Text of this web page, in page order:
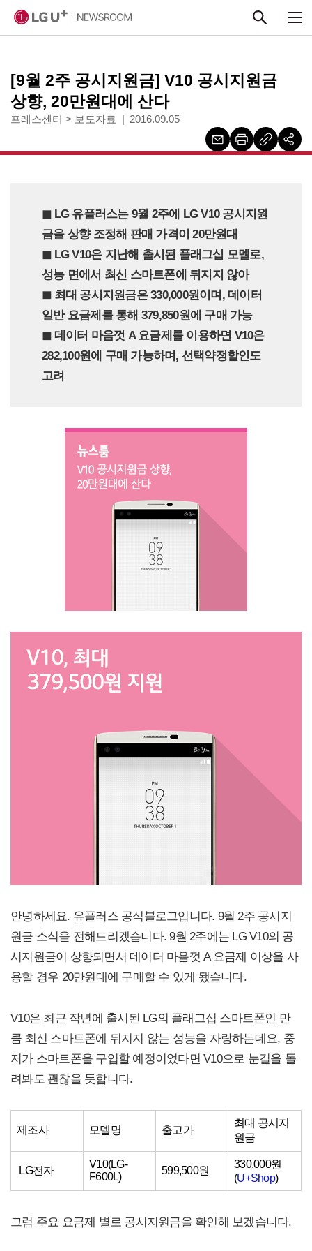
[9월 2주 공시지원금] V10 공시지원금
상향, 20만원대에 산다
프레스센터 > 보도자료 2016.09.05
◼︎ LG 유플러스는 9월 2주에 LG V10 공시지원
금을 상향 조정해 판매 가격이 20만원대
◼︎ LG V10은 지난해 출시된 플래그십 모델로,
성능 면에서 최신 스마트폰에 뒤지지 않아
◼︎ 최대 공시지원금은 330,000원이며, 데이터
일반 요금제를 통해 379,850원에 구매 가능
◼︎ 데이터 마음껏 A 요금제를 이용하면 V10은
282,100원에 구매 가능하며, 선택약정할인도
고려
안녕하세요. 유플러스 공식블로그입니다. 9월 2주 공시지
원금 소식을 전해드리겠습니다. 9월 2주에는 LG V10의 공
시지원금이 상향되면서 데이터 마음껏 A 요금제 이상을 사
용할 경우 20만원대에 구매할 수 있게 됐습니다.
V10은 최근 작년에 출시된 LG의 플래그십 스마트폰인 만
큼 최신 스마트폰에 뒤지지 않는 성능을 자랑하는데요, 중
저가 스마트폰을 구입할 예정이었다면 V10으로 눈길을 돌
려봐도 괜찮을 듯합니다.
제조사 모델명 출고가
최대 공시지
원금
LG전자
V10(LG-
F600L)
599,500원
330,000원
(U+Shop)
그럼 주요 요금제 별로 공시지원금을 확인해 보겠습니다.